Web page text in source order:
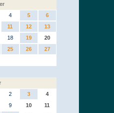
4 5
6
11 12
13
18 19
20
25 26
27
2 3
4
9 10
11